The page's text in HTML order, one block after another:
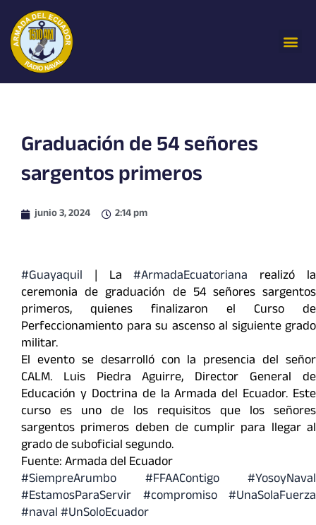
contenido
Graduación de 54 señores
sargentos primeros
junio 3, 2024 2:14 pm
#Guayaquil | La#ArmadaEcuatoriana realizó la
ceremonia de graduación de 54 señores sargentos
primeros, quienes finalizaron el Curso de
Perfeccionamiento para su ascenso al siguiente grado
militar.
El evento se desarrolló con la presencia del señor
CALM. Luis Piedra Aguirre, Director General de
Educación y Doctrina de la Armada del Ecuador. Este
curso es uno de los requisitos que los señores
sargentos primeros deben de cumplir para llegar al
grado de suboficial segundo.
Fuente: Armada del Ecuador
#SiempreArumbo
#FFAAContigo
#YosoyNaval
#EstamosParaServir #compromiso #UnaSolaFuerza
#naval#UnSoloEcuador